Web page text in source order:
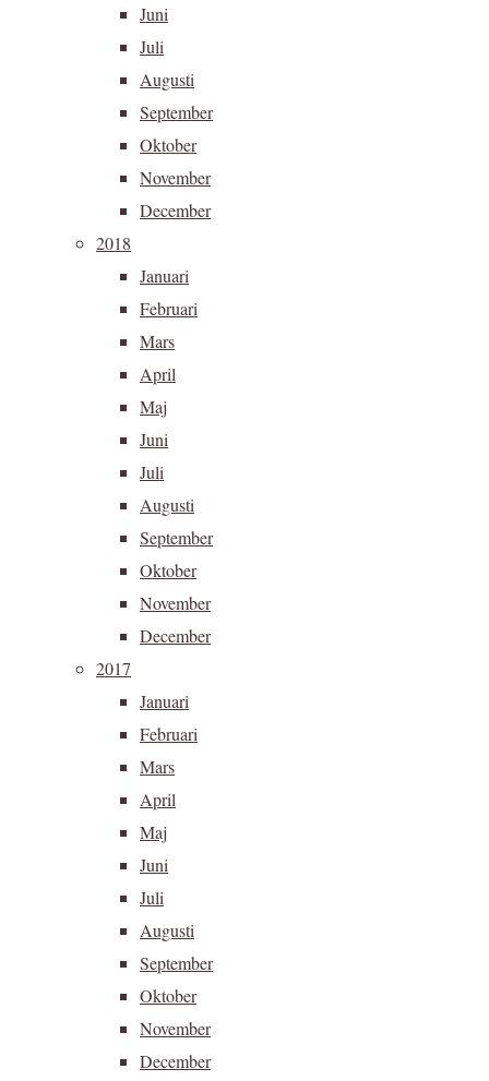
Juni
Juli
Augusti
September
Oktober
November
December
2018
Januari
Februari
Mars
April
Maj
Juni
Juli
Augusti
September
Oktober
November
December
2017
Januari
Februari
Mars
April
Maj
Juni
Juli
Augusti
September
Oktober
November
December